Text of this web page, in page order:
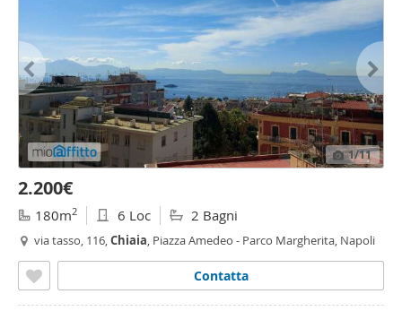
1/11
2.200€
180m2 6 Loc 2 Bagni
via tasso, 116,Chiaia, Piazza Amedeo - Parco Margherita, Napoli
Contatta